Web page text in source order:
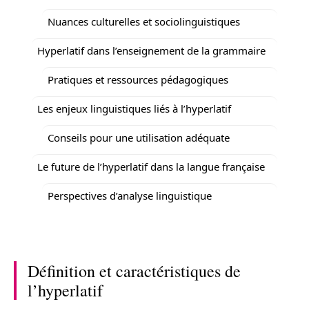
Nuances culturelles et sociolinguistiques
Hyperlatif dans l’enseignement de la grammaire
Pratiques et ressources pédagogiques
Les enjeux linguistiques liés à l’hyperlatif
Conseils pour une utilisation adéquate
Le future de l’hyperlatif dans la langue française
Perspectives d’analyse linguistique
Définition et caractéristiques de
l’hyperlatif